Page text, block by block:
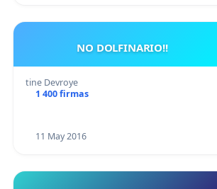
NO DOLFINARIO!!
tine Devroye
1 400 firmas
11 May 2016